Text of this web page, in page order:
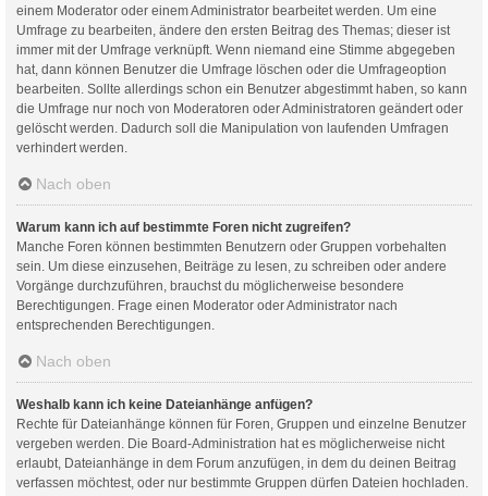
einem Moderator oder einem Administrator bearbeitet werden. Um eine
Umfrage zu bearbeiten, ändere den ersten Beitrag des Themas; dieser ist
immer mit der Umfrage verknüpft. Wenn niemand eine Stimme abgegeben
hat, dann können Benutzer die Umfrage löschen oder die Umfrageoption
bearbeiten. Sollte allerdings schon ein Benutzer abgestimmt haben, so kann
die Umfrage nur noch von Moderatoren oder Administratoren geändert oder
gelöscht werden. Dadurch soll die Manipulation von laufenden Umfragen
verhindert werden.
Nach oben
Warum kann ich auf bestimmte Foren nicht zugreifen?
Manche Foren können bestimmten Benutzern oder Gruppen vorbehalten
sein. Um diese einzusehen, Beiträge zu lesen, zu schreiben oder andere
Vorgänge durchzuführen, brauchst du möglicherweise besondere
Berechtigungen. Frage einen Moderator oder Administrator nach
entsprechenden Berechtigungen.
Nach oben
Weshalb kann ich keine Dateianhänge anfügen?
Rechte für Dateianhänge können für Foren, Gruppen und einzelne Benutzer
vergeben werden. Die Board-Administration hat es möglicherweise nicht
erlaubt, Dateianhänge in dem Forum anzufügen, in dem du deinen Beitrag
verfassen möchtest, oder nur bestimmte Gruppen dürfen Dateien hochladen.